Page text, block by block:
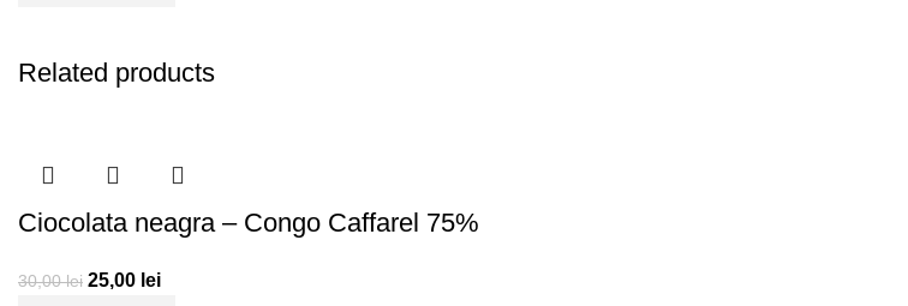
Related products
Ciocolata neagra – Congo Caffarel 75%
30,00lei 25,00 lei